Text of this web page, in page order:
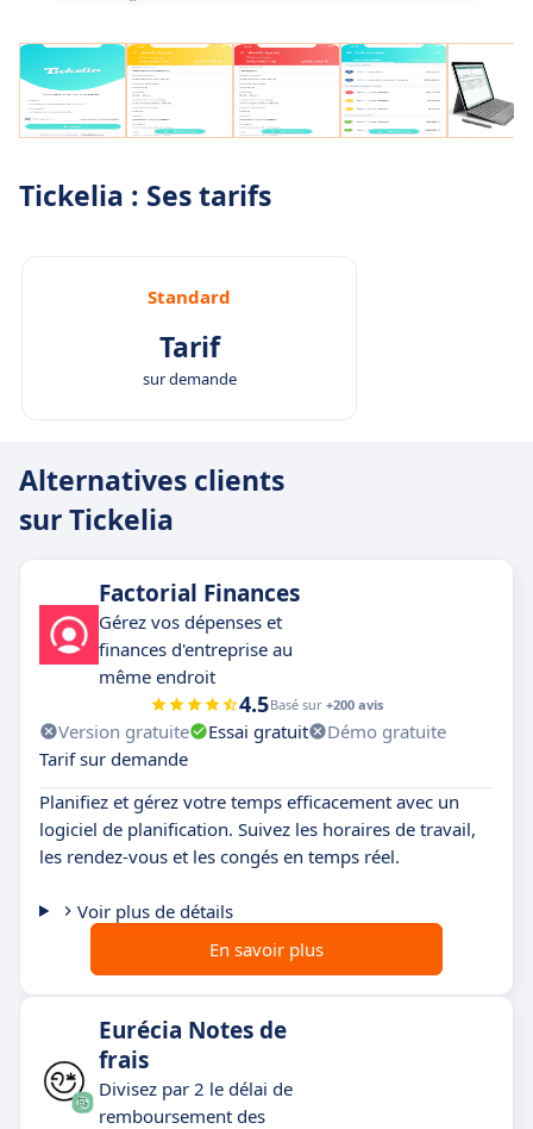
Tickelia : Ses tarifs
Standard
Tarif
sur demande
Alternatives clients
sur Tickelia
Factorial Finances
Gérez vos dépenses et
finances d'entreprise au
même endroit
4.5Basé sur +200 avis
Version gratuite Essai gratuit
Démo gratuite
Tarif sur demande
Planifiez et gérez votre temps efficacement avec un
logiciel de planification. Suivez les horaires de travail,
les rendez-vous et les congés en temps réel.
Voir plus de détails
En savoir plus
Eurécia Notes de
frais
Divisez par 2 le délai de
remboursement des